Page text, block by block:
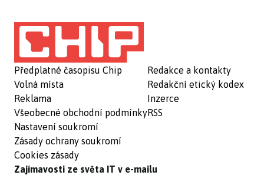
Předplatné časopisu Chip
Volná místa
Reklama
Všeobecné obchodní podmínky
Nastavení soukromí
Zásady ochrany soukromí
Cookies zásady
Redakce a kontakty
Redakční etický kodex
Inzerce
RSS
Zajímavosti ze světa IT v e-mailu